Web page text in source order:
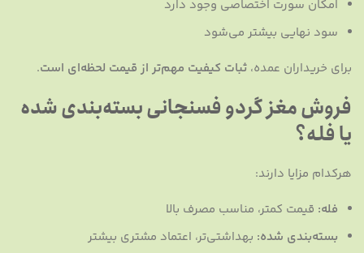
امکان سورت اختصاصی وجود دارد
سود نهایی بیشتر می‌شود
برای خریداران عمده، ثبات کیفیت مهم‌تر از قیمت لحظه‌ای است.
فروش مغز گردو فسنجانی بسته‌بندی شده
یا فله؟
هرکدام مزایا دارند:
فله: قیمت کمتر، مناسب مصرف بالا
بسته‌بندی شده: بهداشتی‌تر، اعتماد مشتری بیشتر